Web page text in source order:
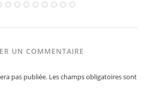
UN COMMENTAIRE
pas publiée. Les champs obligatoires sont